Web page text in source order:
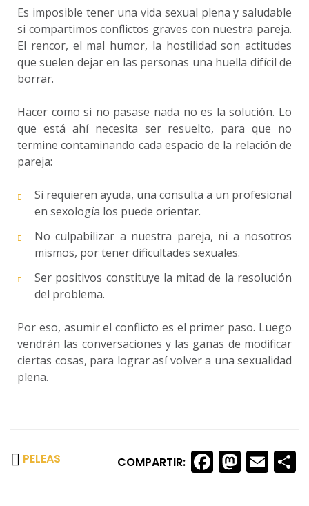
Es imposible tener una vida sexual plena y saludable
si compartimos conflictos graves con nuestra pareja.
El rencor, el mal humor, la hostilidad son actitudes
que suelen dejar en las personas una huella difícil de
borrar.
Hacer como si no pasase nada no es la solución. Lo
que está ahí necesita ser resuelto, para que no
termine contaminando cada espacio de la relación de
pareja:
Si requieren ayuda, una consulta a un profesional
en sexología los puede orientar.
No culpabilizar a nuestra pareja, ni a nosotros
mismos, por tener dificultades sexuales.
Ser positivos constituye la mitad de la resolución
del problema.
Por eso, asumir el conflicto es el primer paso. Luego
vendrán las conversaciones y las ganas de modificar
ciertas cosas, para lograr así volver a una sexualidad
plena.
PELEAS COMPARTIR: